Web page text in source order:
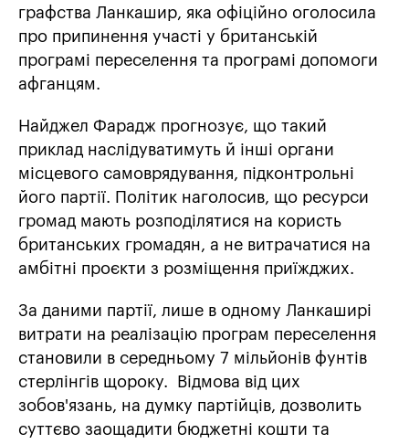
графства Ланкашир, яка офіційно оголосила
про припинення участі у британській
програмі переселення та програмі допомоги
афганцям.
Найджел Фарадж прогнозує, що такий
приклад наслідуватимуть й інші органи
місцевого самоврядування, підконтрольні
його партії. Політик наголосив, що ресурси
громад мають розподілятися на користь
британських громадян, а не витрачатися на
амбітні проєкти з розміщення приїжджих.
За даними партії, лише в одному Ланкаширі
витрати на реалізацію програм переселення
становили в середньому 7 мільйонів фунтів
стерлінгів щороку. Відмова від цих
зобов'язань, на думку партійців, дозволить
суттєво заощадити бюджетні кошти та